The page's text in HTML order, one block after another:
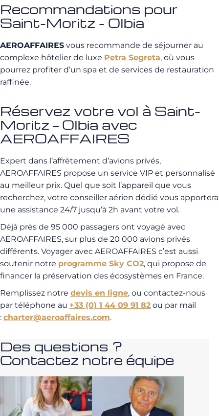
Recommandations pour
Saint-Moritz - Olbia
AEROAFFAIRES vous recommande de séjourner au
complexe hôtelier de luxe Petra Segreta, où vous
pourrez profiter d’un spa et de services de restauration
raffinée.
Réservez votre vol à Saint-
Moritz – Olbia avec
AEROAFFAIRES
Expert dans l’affrètement d’avions privés,
AEROAFFAIRES propose un service VIP et personnalisé
au meilleur prix. Quel que soit l’appareil que vous
recherchez, votre conseiller aérien dédié vous apportera
une assistance 24/7 jusqu’à 2h avant votre vol.
Déjà près de 95 000 passagers ont voyagé avec
AEROAFFAIRES, sur plus de 20 000 avions privés
différents. Voyager avec AEROAFFAIRES c’est aussi
soutenir notre programme Sky CO2, qui propose de
financer la préservation des écosystèmes en France.
Remplissez notre devis en ligne, ou contactez-nous
par téléphone au +33 (0) 1 44 09 91 82 ou par mail
: charter@aeroaffaires.com.
Des questions ?
Contactez notre équipe